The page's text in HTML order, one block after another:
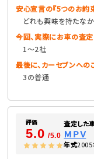
安心宣言の『5つのお約
どれも興味を持たな
今回、実際にお車の査定
1〜2社
最後に、カーセブンへの
3の普通
評価
5.0 /5.0
査定した
ＭＰＶ
年式2005